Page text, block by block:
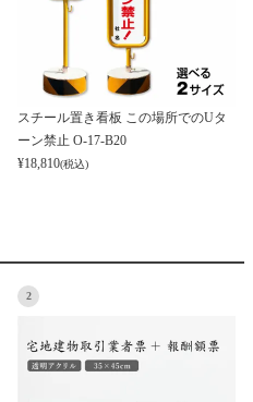
スチール置き看板 この場所でのUタ
ーン禁止 O-17-B20
¥18,810(税込)
2